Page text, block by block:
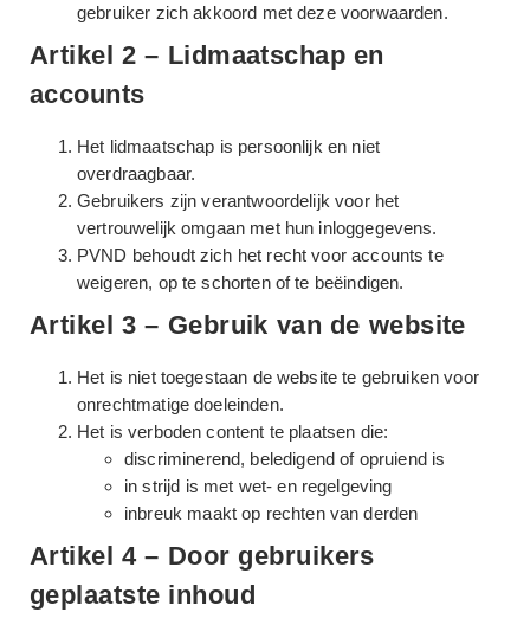
gebruiker zich akkoord met deze voorwaarden.
Artikel 2 – Lidmaatschap en
accounts
Het lidmaatschap is persoonlijk en niet
overdraagbaar.
Gebruikers zijn verantwoordelijk voor het
vertrouwelijk omgaan met hun inloggegevens.
PVND behoudt zich het recht voor accounts te
weigeren, op te schorten of te beëindigen.
Artikel 3 – Gebruik van de website
Het is niet toegestaan de website te gebruiken voor
onrechtmatige doeleinden.
Het is verboden content te plaatsen die:
discriminerend, beledigend of opruiend is
in strijd is met wet- en regelgeving
inbreuk maakt op rechten van derden
Artikel 4 – Door gebruikers
geplaatste inhoud